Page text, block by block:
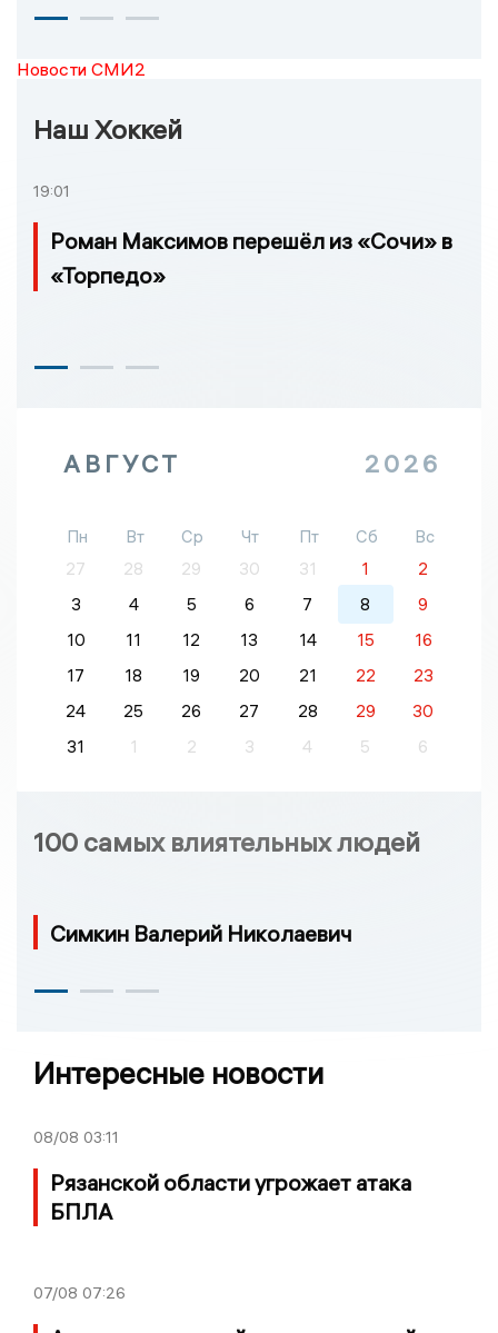
Новости СМИ2
Наш Хоккей
19:01
Роман Максимов перешёл из «Сочи» в
«Торпедо»
АВГУСТ 2026
Пн Вт Ср Чт Пт Сб
Вс
27
28 29 30 31 1
2
3
4 5 6 7 8
9
10
11 12 13 14 15
16
17
18 19 20 21 22
23
24
25 26 27 28 29
30
31
1 2 3 4 5 6
100 самых влиятельных людей
Симкин Валерий Николаевич
Интересные новости
08/08 03:11
Рязанской области угрожает атака
БПЛА
07/08 07:26